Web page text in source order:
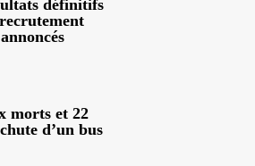
définitifs
morts et 22
d’un bus